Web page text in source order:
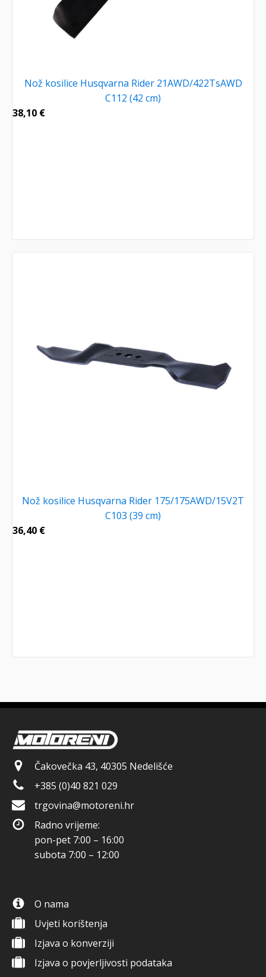
Nož kosilice Husqvarna Rider 21AWD/422TsAWD
C112 (42 cm)
38,10 €
Nož kosilice Husqvarna Rider 175/175AWD/15V2T
C103 (39 cm)
36,40 €
Čakovečka 43, 40305 Nedelišće
+385 (0)40 821 029
trgovina@motoreni.hr
Radno vrijeme:
pon-pet 7:00 – 16:00
subota 7:00 – 12:00
O nama
Uvjeti korištenja
Izjava o konverziji
Izjava o povjerljivosti podataka